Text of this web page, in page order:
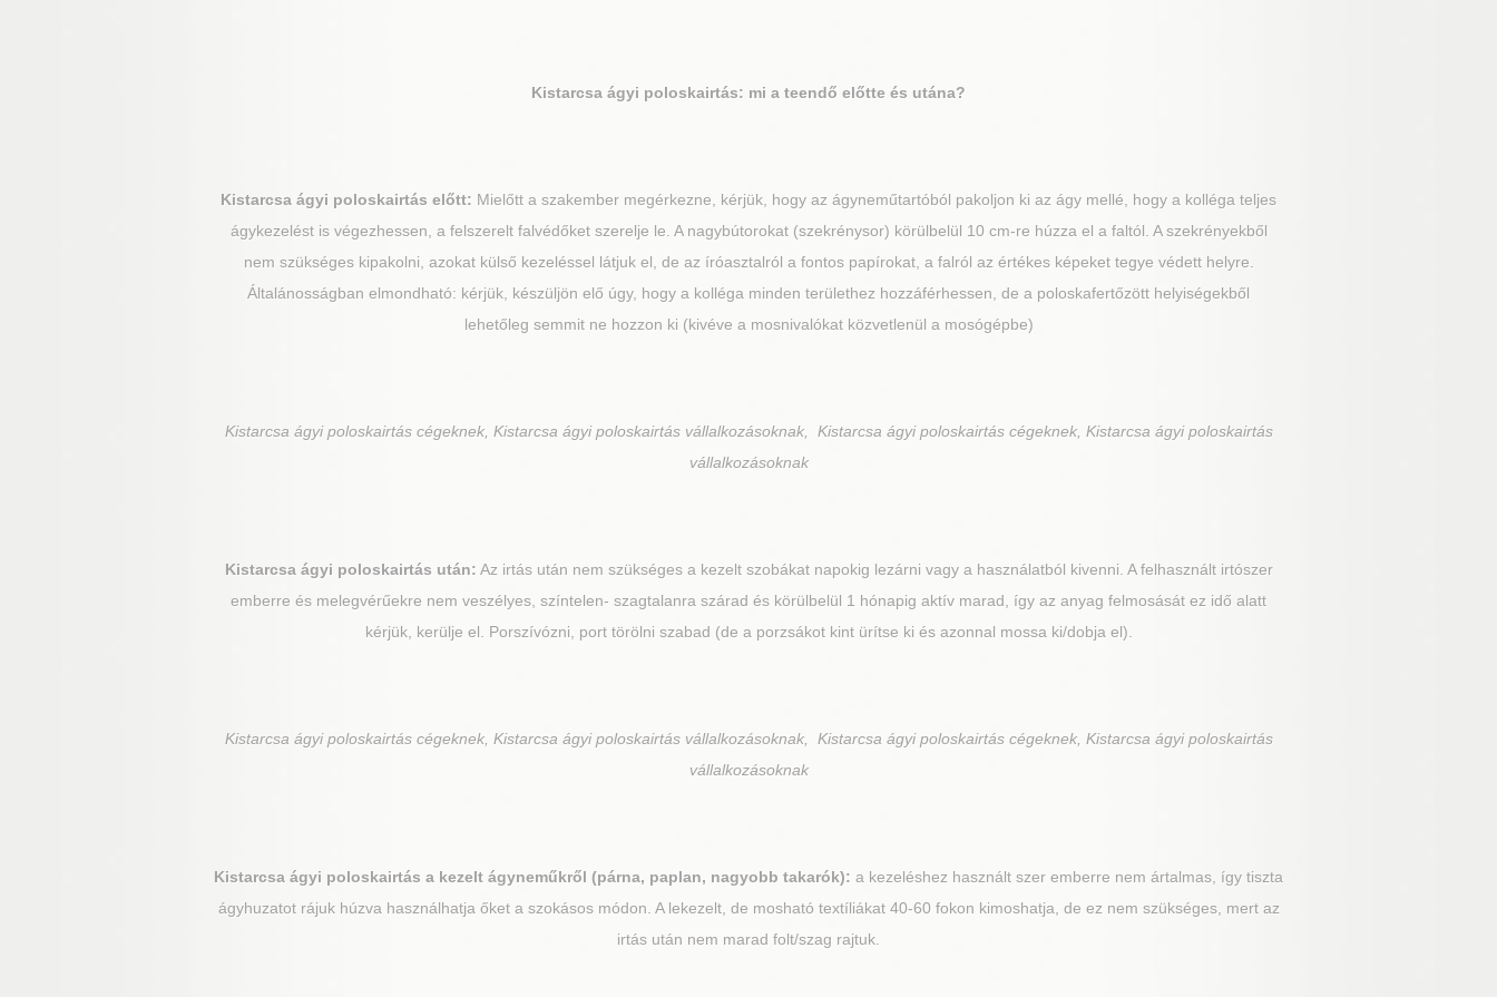
Kistarcsa ágyi poloskairtás: mi a teendő előtte és utána?
Kistarcsa ágyi poloskairtás előtt: Mielőtt a szakember megérkezne, kérjük, hogy az ágyneműtartóból pakoljon ki az ágy mellé, hogy a kolléga teljes
ágykezelést is végezhessen, a felszerelt falvédőket szerelje le. A nagybútorokat (szekrénysor) körülbelül 10 cm-re húzza el a faltól. A szekrényekből
nem szükséges kipakolni, azokat külső kezeléssel látjuk el, de az íróasztalról a fontos papírokat, a falról az értékes képeket tegye védett helyre.
Általánosságban elmondható: kérjük, készüljön elő úgy, hogy a kolléga minden területhez hozzáférhessen, de a poloskafertőzött helyiségekből
lehetőleg semmit ne hozzon ki (kivéve a mosnivalókat közvetlenül a mosógépbe)
Kistarcsa ágyi poloskairtás cégeknek, Kistarcsa ágyi poloskairtás vállalkozásoknak, Kistarcsa ágyi poloskairtás cégeknek, Kistarcsa ágyi poloskairtás
vállalkozásoknak
Kistarcsaágyi poloskairtás után: Az irtás után nem szükséges a kezelt szobákat napokig lezárni vagy a használatból kivenni. A felhasznált irtószer
emberre és melegvérűekre nem veszélyes, színtelen- szagtalanra szárad és körülbelül 1 hónapig aktív marad, így az anyag felmosását ez idő alatt
kérjük, kerülje el. Porszívózni, port törölni szabad (de a porzsákot kint ürítse ki és azonnal mossa ki/dobja el).
Kistarcsa ágyi poloskairtás cégeknek, Kistarcsa ágyi poloskairtás vállalkozásoknak, Kistarcsa ágyi poloskairtás cégeknek, Kistarcsa ágyi poloskairtás
vállalkozásoknak
Kistarcsa ágyi poloskairtás a kezelt ágyneműkről (párna, paplan, nagyobb takarók): a kezeléshez használt szer emberre nem ártalmas, így tiszta
ágyhuzatot rájuk húzva használhatja őket a szokásos módon. A lekezelt, de mosható textíliákat 40-60 fokon kimoshatja, de ez nem szükséges, mert az
irtás után nem marad folt/szag rajtuk.